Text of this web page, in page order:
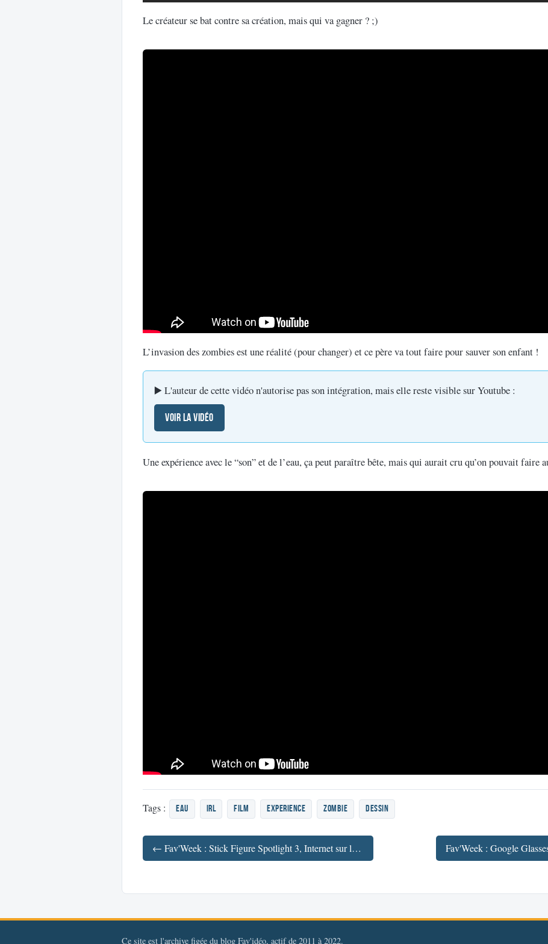
Le créateur se bat contre sa création, mais qui va gagner ? ;)
L’invasion des zombies est une réalité (pour changer) et ce père va tout faire pour sauver son enfant !
▶️ L'auteur de cette vidéo n'autorise pas son intégration, mais elle reste visible sur Youtube :
Voir la vidéo
Une expérience avec le “son” et de l’eau, ça peut paraître bête, mais qui aurait cru qu’on pouvait faire
Tags : eau irl film experience zombie dessin
← Fav'Week : Stick Figure Spotlight 3, Internet sur le cerveau, Cosplay, Effets Iron Man 3
Ce site est l'archive figée du blog Fav'idéo, actif de 2011 à 2022.